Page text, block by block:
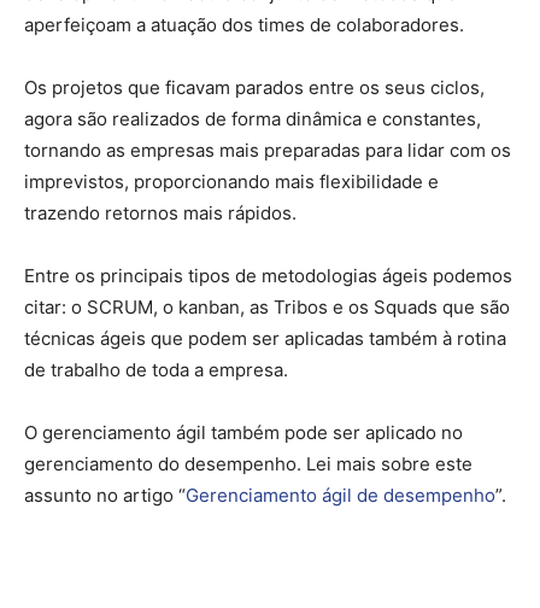
aperfeiçoam a atuação dos times de colaboradores.
Os projetos que ficavam parados entre os seus ciclos,
agora são realizados de forma dinâmica e constantes,
tornando as empresas mais preparadas para lidar com os
imprevistos, proporcionando mais flexibilidade e
trazendo retornos mais rápidos.
Entre os principais tipos de metodologias ágeis podemos
citar: o SCRUM, o kanban, as Tribos e os Squads que são
técnicas ágeis que podem ser aplicadas também à rotina
de trabalho de toda a empresa.
O gerenciamento ágil também pode ser aplicado no
gerenciamento do desempenho. Lei mais sobre este
assunto no artigo “Gerenciamento ágil de desempenho”.